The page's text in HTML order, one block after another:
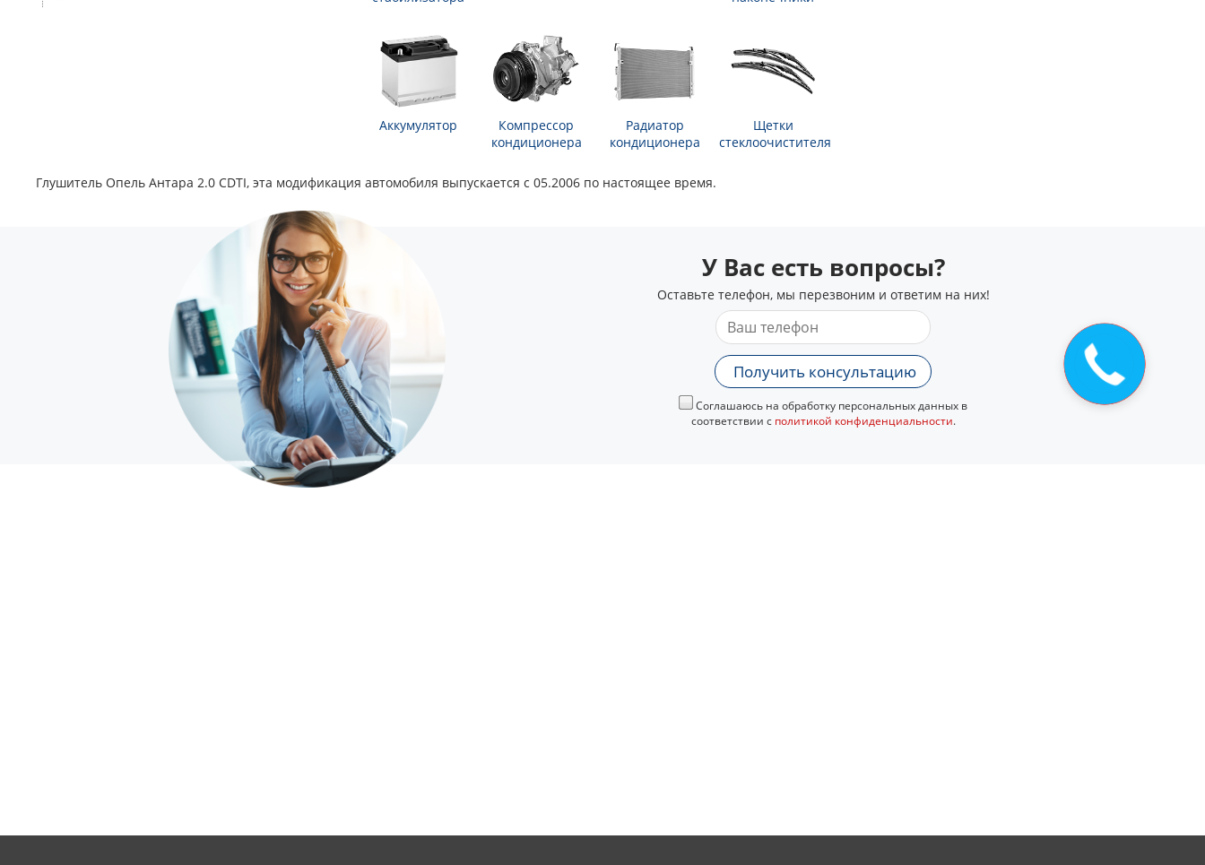
Аккумулятор
Компрессор
кондиционера
Радиатор
кондиционера
Щетки
стеклоочистителя
Глушитель Опель Антара 2.0 CDTI, эта модификация автомобиля выпускается с 05.2006 по настоящее время.
У Вас есть вопросы?
Оставьте телефон, мы перезвоним и ответим на них!
Получить консультацию
Соглашаюсь на обработку персональных данных в
соответствии с политикой конфиденциальности.
Закажите
звонок